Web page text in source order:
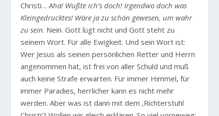
Christi…Aha! Wußte ich’s doch! Irgendwo doch was
Kleingedrucktes! Wäre ja zu schön gewesen, um wahr
zu sein. Nein. Gott lügt nicht und Gott steht zu
seinem Wort. Für alle Ewigkeit. Und sein Wort ist:
Wer Jesus als seinen persönlichen Retter und Herrn
angenommen hat, ist frei von aller Schuld und muß
auch keine Strafe erwarten. Für immer Himmel, für
immer Paradies, herrlicher kann es nicht mehr
werden. Aber was ist dann mit dem ‚Richterstuhl